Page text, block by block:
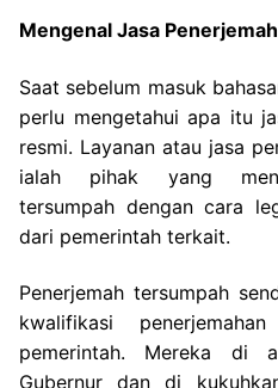
Mengenal Jasa
Saat sebelum masuk
perlu mengetahui apa itu
resmi. Layanan atau jasa
ialah pihak yang
tersumpah dengan cara
dari pemerintah terkait.
Penerjemah tersumpah
kwalifikasi
pemerintah. Mereka di
Gubernur dan di